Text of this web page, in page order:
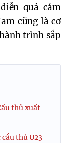
quả cảm
cũng là cơ
trình sắp
thủ xuất
thủ U23